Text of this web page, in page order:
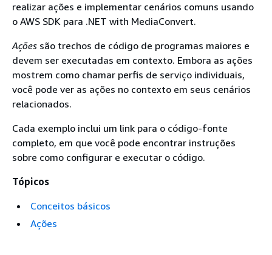
realizar ações e implementar cenários comuns usando
o AWS SDK para .NET with MediaConvert.
Ações são trechos de código de programas maiores e
devem ser executadas em contexto. Embora as ações
mostrem como chamar perfis de serviço individuais,
você pode ver as ações no contexto em seus cenários
relacionados.
Cada exemplo inclui um link para o código-fonte
completo, em que você pode encontrar instruções
sobre como configurar e executar o código.
Tópicos
Conceitos básicos
Ações